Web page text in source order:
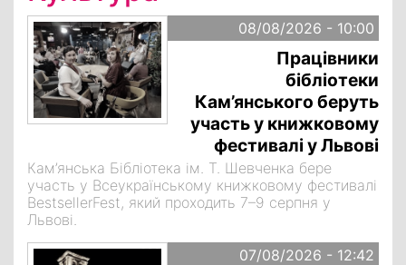
08/08/2026 - 10:00
Працівники
бібліотеки
Кам’янського беруть
участь у книжковому
фестивалі у Львові
Кам’янська Бібліотека ім. Т. Шевченка бере
участь у Всеукраїнському книжковому фестивалі
BestsellerFest, який проходить 7–9 серпня у
Львові.
07/08/2026 - 12:42